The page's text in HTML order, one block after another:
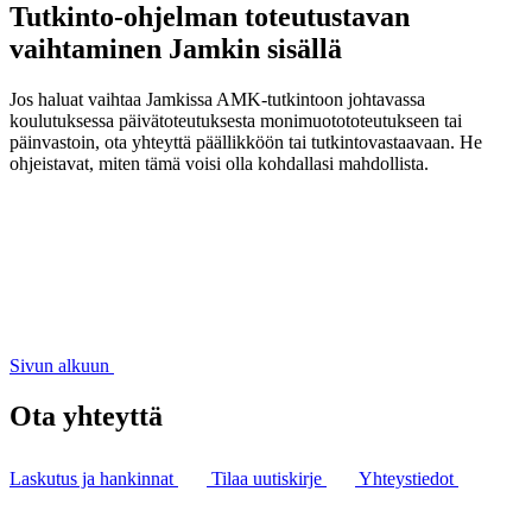
Tutkinto-ohjelman toteutustavan
vaihtaminen Jamkin sisällä
Jos haluat vaihtaa Jamkissa AMK-tutkintoon johtavassa
koulutuksessa päivätoteutuksesta monimuotototeutukseen tai
päinvastoin, ota yhteyttä päällikköön tai tutkintovastaavaan. He
ohjeistavat, miten tämä voisi olla kohdallasi mahdollista.
Sivun alkuun
Ota yhteyttä
Laskutus ja hankinnat Tilaa uutiskirje Yhteystiedot